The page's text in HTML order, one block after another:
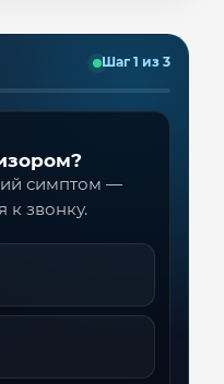
Шаг 1 из 3
симптом —
к звонку.